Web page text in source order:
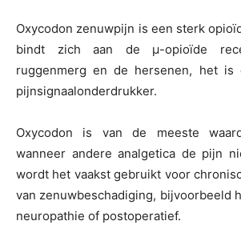
Oxycodon zenuwpijn is een sterk
bindt zich aan de μ-opioïde
ruggenmerg en de hersenen, het is
pijnsignaalonderdrukker.
Oxycodon is van de meeste
wanneer andere analgetica de pijn
wordt het vaakst gebruikt voor
van zenuwbeschadiging, bijvoorbeeld
neuropathie of postoperatief.